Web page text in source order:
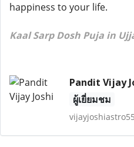
happiness to your life.
Kaal Sarp Dosh Puja in
Pandit Vijay
ผู้เยี่ยมชม